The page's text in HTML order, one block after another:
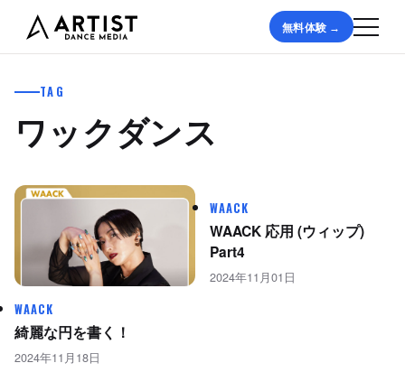
無料体験 →
TAG
ワックダンス
WAACK
綺麗な円を書く！
2024年11月18日
WAACK
WAACK 応用 (ウィップ)
Part4
2024年11月01日